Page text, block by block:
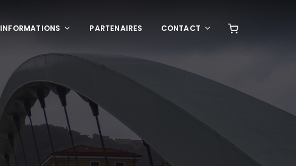
INFORMATIONS PARTENAIRES CONTACT